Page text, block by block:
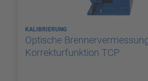
KALIBRIERUNG
Optische
Korrekturfunktion TCP